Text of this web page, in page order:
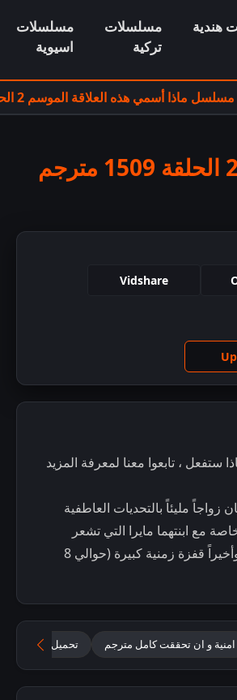
هندية
مسلسلات
تركية
مسلسلات
اسيوية
مسلسل ماذا أسمي هذه العلاقة الموسم 2 الحلقة 1509 مترجم
Vidshare
ستفعل ، تابعوا معنا لمعرفة المزيد
مليئاً بالتحديات العاطفية
مع ابنتهما مايرا التي تشعر
بالإهمال. القصة تشمل صراعات درامية، هجمات، وانفصالات مؤقتة، وأخيراً قفزة زمنية كبيرة (حوالي 8
امنية و ان تحققت كامل مترجم تحميل جميع حلقات Yeh Rishta Kya Kehlata Hai مترجمة